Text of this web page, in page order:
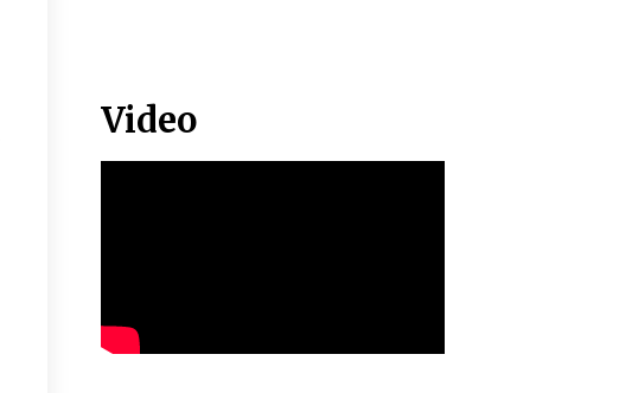
Video